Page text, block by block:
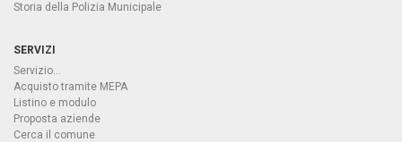
Storia della Polizia Municipale
SERVIZI
Servizio...
Acquisto tramite MEPA
Listino e modulo
Proposta aziende
Cerca il comune